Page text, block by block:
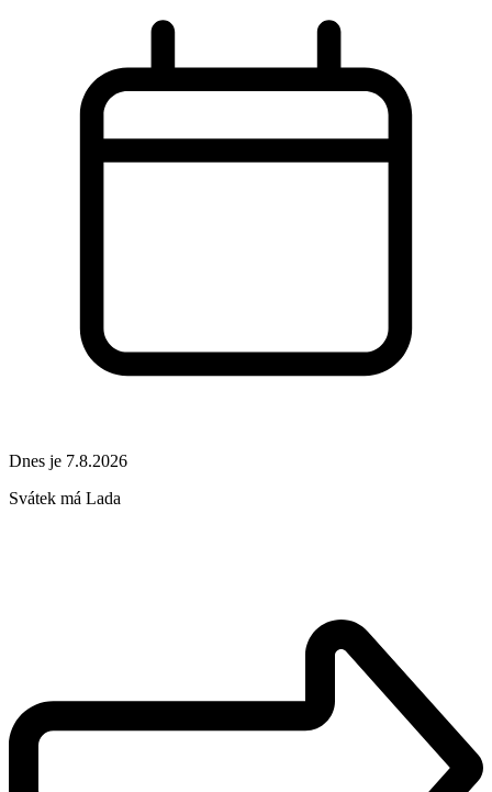
Dnes je 7.8.2026
Svátek má Lada